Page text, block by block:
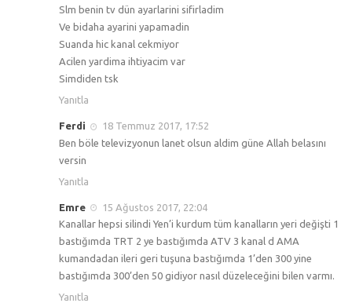
Slm benin tv dün ayarlarini sifirladim
Ve bidaha ayarini yapamadin
Suanda hic kanal cekmiyor
Acilen yardima ihtiyacim var
Simdiden tsk
Yanıtla
Ferdi
18 Temmuz 2017, 17:52
Ben böle televizyonun lanet olsun aldim güne Allah belasını
versin
Yanıtla
Emre
15 Ağustos 2017, 22:04
Kanallar hepsi silindi Yen’i kurdum tüm kanalların yeri değişti 1
bastığımda TRT 2 ye bastığımda ATV 3 kanal d AMA
kumandadan ileri geri tuşuna bastığımda 1’den 300 yine
bastığımda 300’den 50 gidiyor nasıl düzeleceğini bilen varmı.
Yanıtla